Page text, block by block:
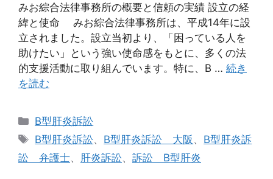
みお綜合法律事務所の概要と信頼の実績 設立の経
緯と使命 みお綜合法律事務所は、平成14年に設
立されました。設立当初より、「困っている人を
助けたい」という強い使命感をもとに、多くの法
的支援活動に取り組んでいます。特に、B … 続き
を読む
カ
テ
リ
B型肝炎訴訟
タ
グ
B型肝炎訴訟、 B型肝炎訴訟 大阪 、 B型肝炎訴
訟 弁護士、 肝炎訴訟、 訴訟 B型肝炎